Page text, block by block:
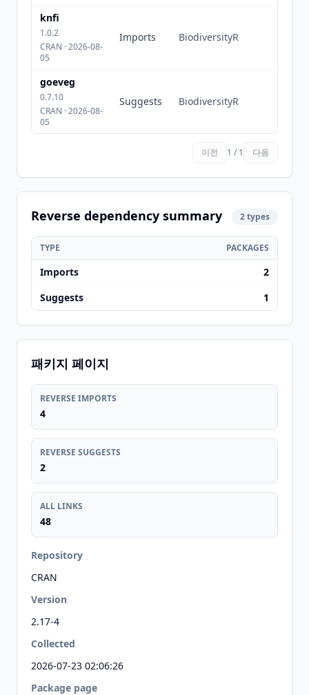
knfi
1.0.2
CRAN · 2026-08-
05
Imports BiodiversityR
goeveg
0.7.10
CRAN · 2026-08-
05
Suggests BiodiversityR
이전 1 / 1 다음
Reverse dependency summary 2 types
TYPE PACKAGES
Imports
2
Suggests
1
패키지 페이지
REVERSE IMPORTS
4
REVERSE SUGGESTS
2
ALL LINKS
48
Repository
CRAN
Version
2.17-4
Collected
2026-07-23 02:06:26
Package page